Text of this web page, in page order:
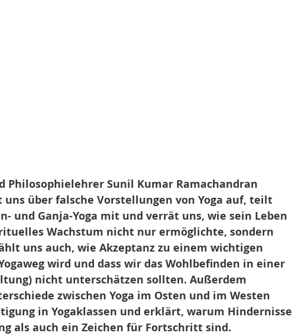
Philosophielehrer Sunil Kumar Ramachandran
über falsche Vorstellungen von Yoga auf, teilt
und Ganja-Yoga mit und verrät uns, wie sein Leben
Wachstum nicht nur ermöglichte, sondern
uns auch, wie Akzeptanz zu einem wichtigen
wird und dass wir das Wohlbefinden in einer
nicht unterschätzen sollten. Außerdem
zwischen Yoga im Osten und im Westen
in Yogaklassen und erklärt, warum Hindernisse
als auch ein Zeichen für Fortschritt sind.